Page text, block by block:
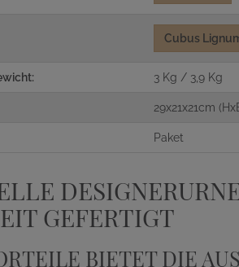
Cubus
3 Kg / 3,9 Kg
29x21x21cm
Paket
GEFERTIGT
BIETET DIE